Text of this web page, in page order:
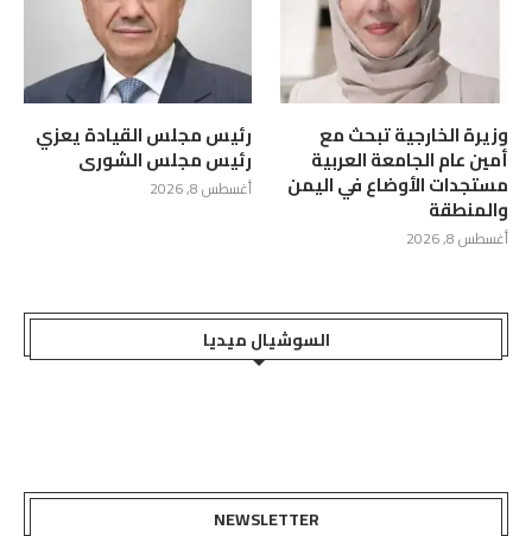
وزيرة الخارجية تبحث مع
أمين عام الجامعة العربية
مستجدات الأوضاع في اليمن
والمنطقة
أغسطس 8, 2026
رئيس مجلس القيادة يعزي
رئيس مجلس الشورى
أغسطس 8, 2026
السوشيال ميديا
NEWSLETTER